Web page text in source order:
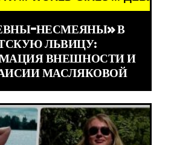
НЕСМЕЯНЫ» В
ЛЬВИЦУ:
ВНЕШНОСТИ И
МАСЛЯКОВОЙ